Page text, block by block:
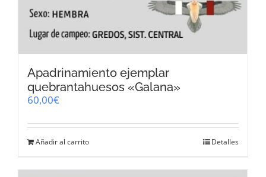
Apadrinamiento ejemplar
quebrantahuesos «Galana»
60,00€
Añadir al carrito Detalles